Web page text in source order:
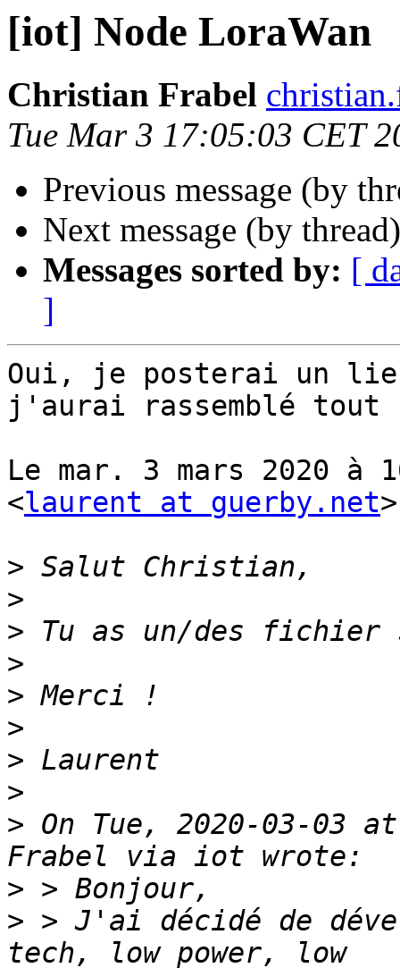
[iot] Node LoraWan
Christian Frabel
Tue Mar 3 17:05:03 CET
Previous message (by
Next message (by
Messages sorted by: [
]
Oui, je posterai un
j'aurai rassemblé tout
Le mar. 3 mars 2020 à
<laurent at guerby.net
>
>
>
>
>
>
>
>
> On Tue, 2020-03-03
>
> > J'ai décidé de